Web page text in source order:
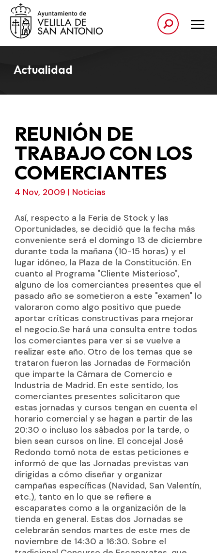
Actualidad
REUNIÓN DE
TRABAJO CON LOS
COMERCIANTES
4 Nov, 2009 | Noticias
Así, respecto a la Feria de Stock y las
Oportunidades, se decidió que la fecha más
conveniente será el domingo 13 de diciembre
durante toda la mañana (10-15 horas) y el
lugar idóneo, la Plaza de la Constitución. En
cuanto al Programa "Cliente Misterioso",
alguno de los comerciantes presentes que el
pasado año se sometieron a este "examen" lo
valoraron como algo positivo que puede
aportar críticas constructivas para mejorar
el negocio.Se hará una consulta entre todos
los comerciantes para ver si se vuelve a
realizar este año. Otro de los temas que se
trataron fueron las Jornadas de Formación
que imparte la Cámara de Comercio e
Industria de Madrid. En este sentido, los
comerciantes presentes solicitaron que
estas jornadas y cursos tengan en cuenta el
horario comercial y se hagan a partir de las
20:30 o incluso los sábados por la tarde, o
bien sean cursos on line. El concejal José
Redondo tomó nota de estas peticiones e
informó de que las Jornadas previstas van
dirigidas a cómo diseñar y organizar
campañas específicas (Navidad, San Valentín,
etc.), tanto en lo que se refiere a
escaparates como a la organización de la
tienda en general. Estas dos Jornadas se
celebrarán sendos martes de este mes de
noviembre de 14:30 a 16:30. Sobre el